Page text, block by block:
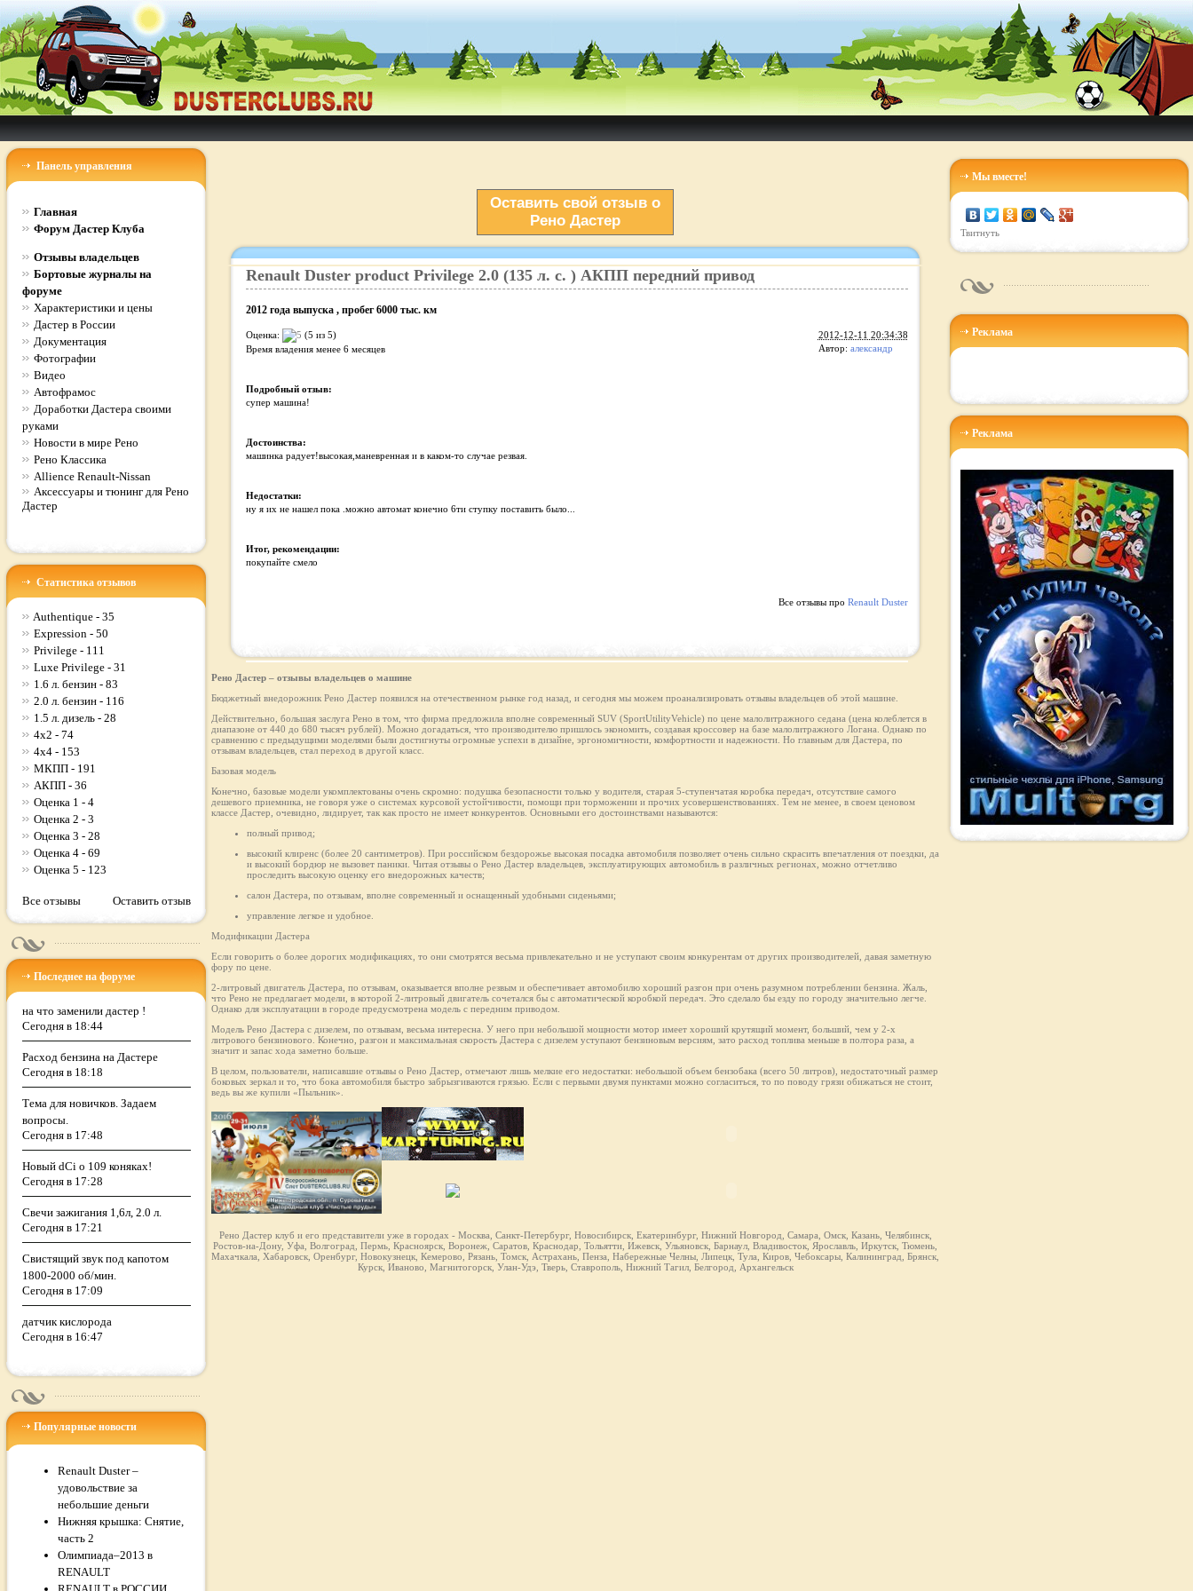
Панель управления
Главная
Форум Дастер Клуба
Отзывы владельцев
Бортовые журналы на
форуме
Характеристики и цены
Дастер в России
Документация
Фотографии
Видео
Автофрамос
Доработки Дастера своими
руками
Новости в мире Рено
Рено Классика
Allience Renault-Nissan
Аксессуары и тюнинг для Рено
Дастер
Статистика отзывов
Authentique - 35
Expression - 50
Privilege - 111
Luxe Privilege - 31
1.6 л. бензин - 83
2.0 л. бензин - 116
1.5 л. дизель - 28
4x2 - 74
4x4 - 153
МКПП - 191
АКПП - 36
Оценка 1 - 4
Оценка 2 - 3
Оценка 3 - 28
Оценка 4 - 69
Оценка 5 - 123
Все отзывы Оставить отзыв
Последнее на форуме
на что заменили дастер !
Сегодня в 18:44
Расход бензина на Дастере
Сегодня в 18:18
Тема для новичков. Задаем
вопросы.
Сегодня в 17:48
Новый dCi о 109 коняках!
Сегодня в 17:28
Свечи зажигания 1,6л, 2.0 л.
Сегодня в 17:21
Свистящий звук под капотом
1800-2000 об/мин.
Сегодня в 17:09
датчик кислорода
Сегодня в 16:47
Популярные новости
Renault Duster –
удовольствие за
небольшие деньги
Нижняя крышка: Снятие,
часть 2
Олимпиада–2013 в
RENAULT
Оставить свой отзыв о
Рено Дастер
Renault Duster product Privilege 2.0 (135 л. с. ) АКПП передний привод
2012 года выпуска, пробег 6000 тыс. км
2012-12-11 20:34:38
Автор: александр
Оценка:
(5 из 5)
Время владения менее 6 месяцев
Подробный отзыв:
супер машина!
Достоинства:
машинка радует!высокая,маневренная и в каком-то случае резвая.
Недостатки:
ну я их не нашел пока .можно автомат конечно 6ти ступку поставить было...
Итог, рекомендации:
покупайте смело
Все отзывы про Renault Duster
Рено Дастер – отзывы владельцев о машине
Бюджетный внедорожник Рено Дастер появился на отечественном рынке год назад, и сегодня мы можем проанализировать отзывы владельцев об этой машине.
Действительно, большая заслуга Рено в том, что фирма предложила вполне современный SUV (SportUtilityVehicle) по цене малолитражного седана (цена колеблется в
диапазоне от 440 до 680 тысяч рублей). Можно догадаться, что производителю пришлось экономить, создавая кроссовер на базе малолитражного Логана. Однако по
сравнению с предыдущими моделями были достигнуты огромные успехи в дизайне, эргономичности, комфортности и надежности. Но главным для Дастера, по
отзывам владельцев, стал переход в другой класс.
Базовая модель
Конечно, базовые модели укомплектованы очень скромно: подушка безопасности только у водителя, старая 5-ступенчатая коробка передач, отсутствие самого
дешевого приемника, не говоря уже о системах курсовой устойчивости, помощи при торможении и прочих усовершенствованиях. Тем не менее, в своем ценовом
классе Дастер, очевидно, лидирует, так как просто не имеет конкурентов. Основными его достоинствами называются:
полный привод;
высокий клиренс (более 20 сантиметров). При российском бездорожье высокая посадка автомобиля позволяет очень сильно скрасить впечатления от поездки, да
и высокий бордюр не вызовет паники. Читая отзывы о Рено Дастер владельцев, эксплуатирующих автомобиль в различных регионах, можно отчетливо
проследить высокую оценку его внедорожных качеств;
салон Дастера, по отзывам, вполне современный и оснащенный удобными сиденьями;
управление легкое и удобное.
Модификации Дастера
Если говорить о более дорогих модификациях, то они смотрятся весьма привлекательно и не уступают своим конкурентам от других производителей, давая заметную
фору по цене.
2-литровый двигатель Дастера, по отзывам, оказывается вполне резвым и обеспечивает автомобилю хороший разгон при очень разумном потреблении бензина. Жаль,
что Рено не предлагает модели, в которой 2-литровый двигатель сочетался бы с автоматической коробкой передач. Это сделало бы езду по городу значительно легче.
Однако для эксплуатации в городе предусмотрена модель с передним приводом.
Модель Рено Дастера с дизелем, по отзывам, весьма интересна. У него при небольшой мощности мотор имеет хороший крутящий момент, больший, чем у 2-х
литрового бензинового. Конечно, разгон и максимальная скорость Дастерa с дизелем уступают бензиновым версиям, зато расход топлива меньше в полтора раза, а
значит и запас хода заметно больше.
В целом, пользователи, написавшие отзывы о Рено Дастер, отмечают лишь мелкие его недостатки: небольшой объем бензобака (всего 50 литров), недостаточный размер
боковых зеркал и то, что бока автомобиля быстро забрызгиваются грязью. Если с первыми двумя пунктами можно согласиться, то по поводу грязи обижаться не стоит,
ведь вы же купили «Пыльник».
Рено Дастер клуб и его представители уже в городах - Москва, Санкт-Петербург, Новосибирск, Екатеринбург, Нижний Новгород, Самара, Омск, Казань, Челябинск,
Ростов-на-Дону, Уфа, Волгоград, Пермь, Красноярск, Воронеж, Саратов, Краснодар, Тольятти, Ижевск, Ульяновск, Барнаул, Владивосток, Ярославль, Иркутск, Тюмень,
Махачкала, Хабаровск, Оренбург, Новокузнецк, Кемерово, Рязань, Томск, Астрахань, Пенза, Набережные Челны, Липецк, Тула, Киров, Чебоксары, Калининград, Брянск,
Курск, Иваново, Магнитогорск, Улан-Удэ, Тверь, Ставрополь, Нижний Тагил, Белгород, Архангельск
Мы вместе!
Твитнуть
Реклама
Реклама